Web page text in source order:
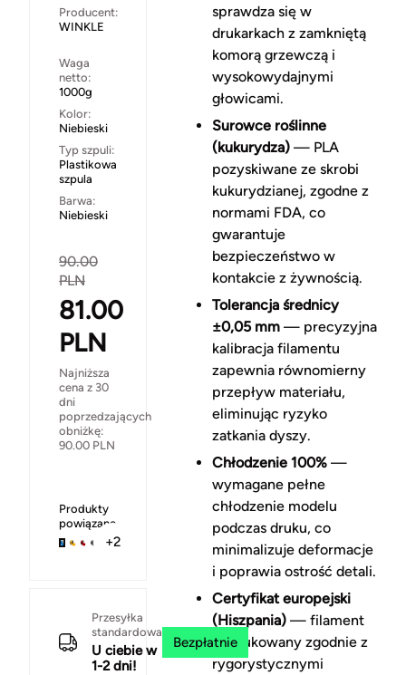
Producent:
WINKLE
Waga
netto:
1000g
Kolor:
Niebieski
Typ szpuli:
Plastikowa
szpula
Barwa:
Niebieski
90.00
PLN
81.00
PLN
Najniższa
cena z 30
dni
poprzedzających
obniżkę:
90.00 PLN
Produkty
powiązane
+2
Przesyłka
standardowa
U ciebie w
1-2 dni!
Bezpłatnie
sprawdza się w
drukarkach z zamkniętą
komorą grzewczą i
wysokowydajnymi
głowicami.
Surowce roślinne
(kukurydza)— PLA
pozyskiwane ze skrobi
kukurydzianej, zgodne z
normami FDA, co
gwarantuje
bezpieczeństwo w
kontakcie z żywnością.
Tolerancja średnicy
±0,05 mm— precyzyjna
kalibracja filamentu
zapewnia równomierny
przepływ materiału,
eliminując ryzyko
zatkania dyszy.
Chłodzenie 100%—
wymagane pełne
chłodzenie modelu
podczas druku, co
minimalizuje deformacje
i poprawia ostrość detali.
Certyfikat europejski
(Hiszpania)— filament
produkowany zgodnie z
rygorystycznymi